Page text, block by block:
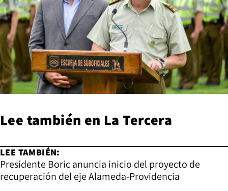
Lee también en La Tercera
LEE TAMBIÉN:
Presidente Boric anuncia inicio del proyecto de
recuperación del eje Alameda-Providencia